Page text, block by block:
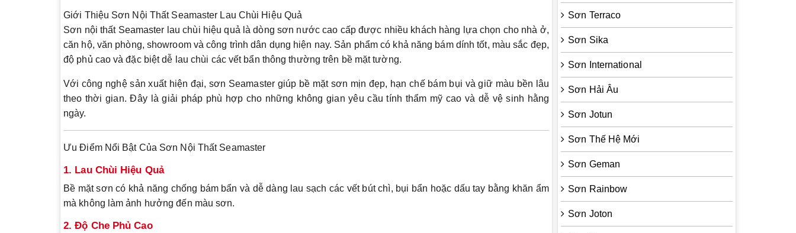
Giới Thiệu Sơn Nội Thất Seamaster Lau Chùi Hiệu Quả
Sơn nội thất Seamaster lau chùi hiệu quả là dòng sơn nước cao cấp được nhiều khách hàng lựa chọn cho nhà ở,
căn hộ, văn phòng, showroom và công trình dân dụng hiện nay. Sản phẩm có khả năng bám dính tốt, màu sắc đẹp,
độ phủ cao và đặc biệt dễ lau chùi các vết bẩn thông thường trên bề mặt tường.
Với công nghệ sản xuất hiện đại, sơn Seamaster giúp bề mặt sơn mịn đẹp, hạn chế bám bụi và giữ màu bền lâu
theo thời gian. Đây là giải pháp phù hợp cho những không gian yêu cầu tính thẩm mỹ cao và dễ vệ sinh hằng
ngày.
Ưu Điểm Nổi Bật Của Sơn Nội Thất Seamaster
1. Lau Chùi Hiệu Quả
Bề mặt sơn có khả năng chống bám bẩn và dễ dàng lau sạch các vết bút chì, bụi bẩn hoặc dấu tay bằng khăn ẩm
mà không làm ảnh hưởng đến màu sơn.
2. Độ Che Phủ Cao
Sơn Terraco
Sơn Sika
Sơn International
Sơn Hải Âu
Sơn Jotun
Sơn Thế Hệ Mới
Sơn Geman
Sơn Rainbow
Sơn Joton